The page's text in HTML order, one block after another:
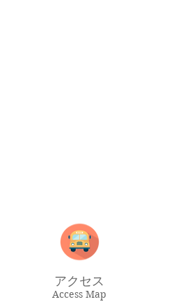
アクセス
Access Map